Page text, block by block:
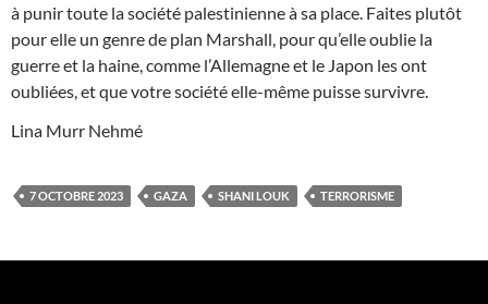
à punir toute la société palestinienne à sa place. Faites plutôt
pour elle un genre de plan Marshall, pour qu’elle oublie la
guerre et la haine, comme l’Allemagne et le Japon les ont
oubliées, et que votre société elle-même puisse survivre.
Lina Murr Nehmé
7 OCTOBRE 2023 GAZA SHANI LOUK TERRORISME